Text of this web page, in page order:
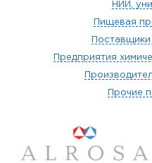
НИИ,
Пищевая
Предприятия
Прочие